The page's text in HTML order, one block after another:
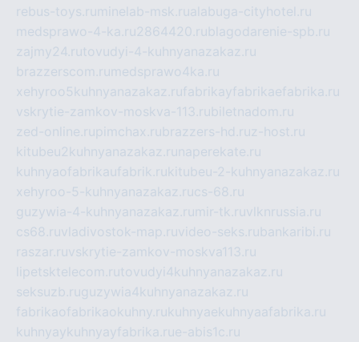
rebus-toys.ru minelab-msk.rualabuga-cityhotel.ru
medsprawo-4-ka.ru2864420.rublagodarenie-spb.ru
zajmy24.rutovudyi-4-kuhnyanazakaz.ru
brazzerscom.ru medsprawo4ka.ru
xehyroo5kuhnyanazakaz.rufabrikayfabrikaefabrika.ru
vskrytie-zamkov-moskva-113.rubiletnadom.ru
zed-online.rupimchax.rubrazzers-hd.ruz-host.ru
kitubeu2kuhnyanazakaz.ru naperekate.ru
kuhnyaofabrikaufabrik.rukitubeu-2-kuhnyanazakaz.ru
xehyroo-5-kuhnyanazakaz.rucs-68.ru
guzywia-4-kuhnyanazakaz.ru mir-tk.ruvlknrussia.ru
cs68.ruvladivostok-map.ruvideo-seks.rubankaribi.ru
raszar.ruvskrytie-zamkov-moskva113.ru
lipetsktelecom.rutovudyi4kuhnyanazakaz.ru
seksuzb.ruguzywia4kuhnyanazakaz.ru
fabrikaofabrikaokuhny.rukuhnyaekuhnyaafabrika.ru
kuhnyaykuhnyayfabrika.rue-abis1c.ru